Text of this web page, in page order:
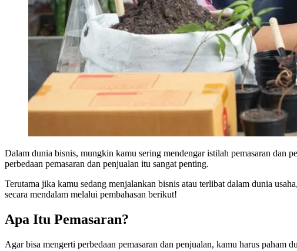
Dalam dunia bisnis, mungkin kamu sering mendengar istilah pemasaran dan
perbedaan pemasaran dan penjualan itu sangat penting.
Terutama jika kamu sedang menjalankan bisnis atau terlibat dalam dunia
secara mendalam melalui pembahasan berikut!
Apa Itu Pemasaran?
Agar bisa mengerti perbedaan pemasaran dan penjualan, kamu harus paham